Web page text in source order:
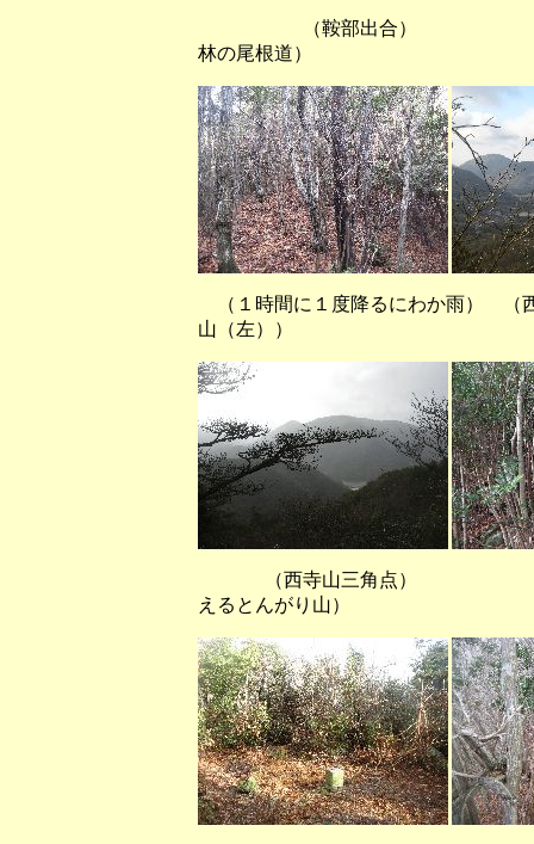
（鞍部出合） （尾根
林の尾根道）
（１時間に１度降るにわか雨） （
山（左））
（西寺山三角点） （
えるとんがり山）